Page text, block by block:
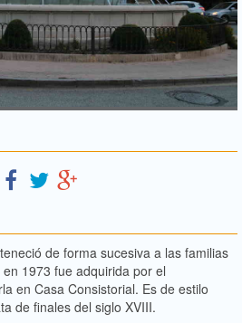
de forma sucesiva a las familias
1973 fue adquirida por el
en Casa Consistorial. Es de estilo
de finales del siglo XVIII.